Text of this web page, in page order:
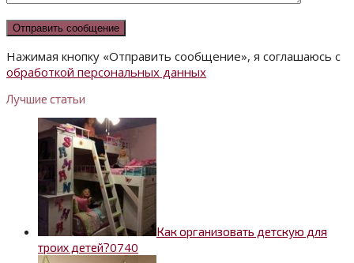
Нажимая кнопку «Отправить сообщение», я соглашаюсь с
обработкой персональных данных
Лучшие статьи
Как организовать детскую для
троих детей?0740